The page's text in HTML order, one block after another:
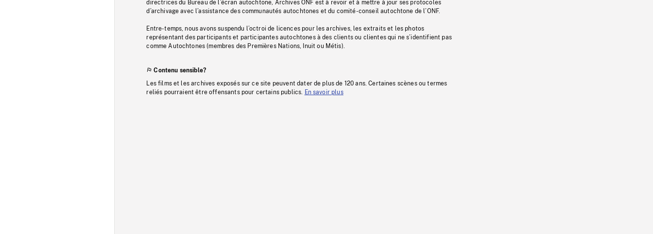
directrices du Bureau de l’écran autochtone, Archives ONF est à revoir et à mettre à jour ses protocoles
d’archivage avec l’assistance des communautés autochtones et du comité-conseil autochtone de l’ONF.
Entre-temps, nous avons suspendu l’octroi de licences pour les archives, les extraits et les photos
représentant des participants et participantes autochtones à des clients ou clientes qui ne s’identifient pas
comme Autochtones (membres des Premières Nations, Inuit ou Métis).
Contenu sensible?
Les films et les archives exposés sur ce site peuvent dater de plus de 120 ans. Certaines scènes ou termes
reliés pourraient être offensants pour certains publics.
En savoir plus